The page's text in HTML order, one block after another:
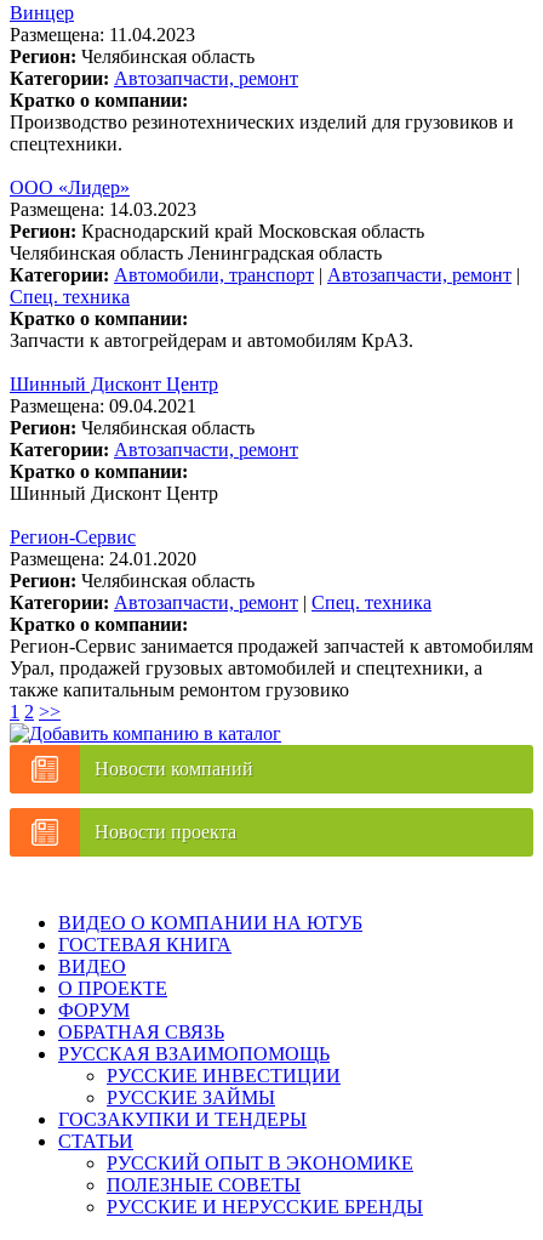
Винцер
Размещена: 11.04.2023
Регион: Челябинская область
Категории: Автозапчасти, ремонт
Кратко о компании:
Производство резинотехнических изделий для грузовиков и
спецтехники.
ООО «Лидер»
Размещена: 14.03.2023
Регион: Краснодарский край Московская область
Челябинская область Ленинградская область
Категории: Автомобили, транспорт | Автозапчасти, ремонт |
Спец. техника
Кратко о компании:
Запчасти к автогрейдерам и автомобилям КрАЗ.
Шинный Дисконт Центр
Размещена: 09.04.2021
Регион: Челябинская область
Категории: Автозапчасти, ремонт
Кратко о компании:
Шинный Дисконт Центр
Регион-Сервис
Размещена: 24.01.2020
Регион: Челябинская область
Категории: Автозапчасти, ремонт | Спец. техника
Кратко о компании:
Регион-Сервис занимается продажей запчастей к автомобилям
Урал, продажей грузовых автомобилей и спецтехники, а
также капитальным ремонтом грузовико
1 2 >>
Новости компаний
Новости проекта
ВИДЕО О КОМПАНИИ НА ЮТУБ
ГОСТЕВАЯ КНИГА
ВИДЕО
О ПРОЕКТЕ
ФОРУМ
ОБРАТНАЯ СВЯЗЬ
РУССКАЯ ВЗАИМОПОМОЩЬ
РУССКИЕ ИНВЕСТИЦИИ
РУССКИЕ ЗАЙМЫ
ГОСЗАКУПКИ И ТЕНДЕРЫ
СТАТЬИ
РУССКИЙ ОПЫТ В ЭКОНОМИКЕ
ПОЛЕЗНЫЕ СОВЕТЫ
РУССКИЕ И НЕРУССКИЕ БРЕНДЫ